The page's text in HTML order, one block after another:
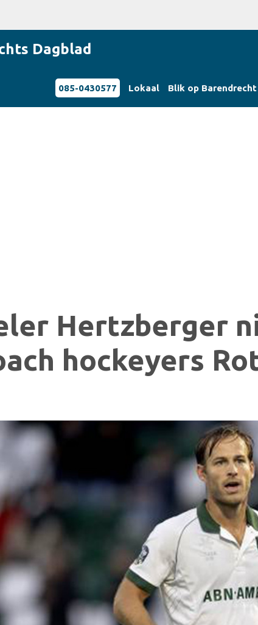
Dagblad
085-0430577 Lokaal Blik op Barendrecht
Hertzberger
hockeyers